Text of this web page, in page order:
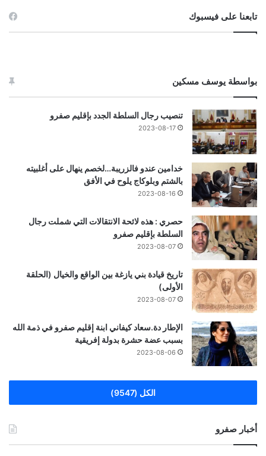
تابعنا على فيسبوك
بواسطة يوسف مسكين
تنصيب رجال السلطة الجدد بإقليم صفرو
2023-08-17
خدامين عندو فالزريبة…لخصم ينهال على أغلبيته
بالشتم وبلوكاج يلوح في الأفق
2023-08-16
حصري : هذه لائحة الانتقالات التي شملت رجال
السلطة بإقليم صفرو
2023-08-07
تاريخ قيادة بني يازغة بين الواقع والخيال (الحلقة
الأولى)
2023-08-07
الإطار دة.سعاد كيفاني ابنة إقليم صفرو في ذمة الله
بسبب عضة حشرة بدولة إفريقية
2023-08-06
الكل (9547)
أخبار صفرو